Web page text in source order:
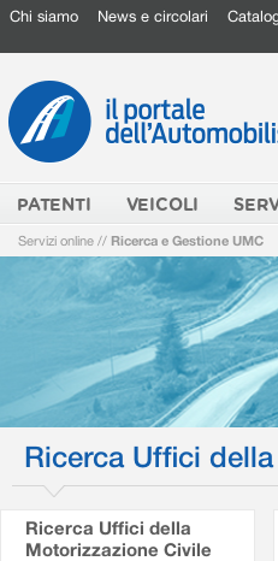
Chi siamo News e circolari
PATENTI VEICOLI
Servizi online // Ricerca e Gestione UMC
Ricerca Uffici
Ricerca Uffici della
Motorizzazione Civile